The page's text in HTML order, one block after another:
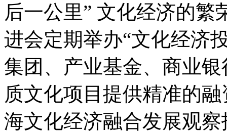
后一公里” 文化经济的
进会定期举办“文化经济
集团、产业基金、商业
质文化项目提供精准的
海文化经济融合发展观